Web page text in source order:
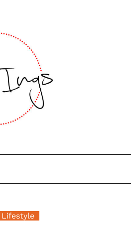
Lifestyle